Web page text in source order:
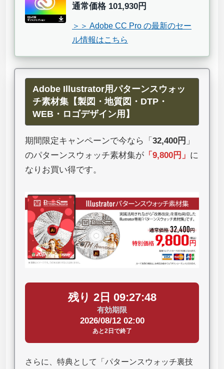
通常価格 101,930円
＞＞ Adobe CC Pro の最新のセー
ル情報はこちら
Adobe Illustrator用パターンスウォッ
チ素材集【製図・地質図・DTP・
WEB・ロゴデザイン用】
期間限定キャンペーンで今なら「 32,400円 」
のパターンスウォッチ素材集が 「 9,800円 」 に
なりお買い得です。
残り 2日 09:27:47
有効期限
2026/08/12 02:00
あと2日で終了
さらに、特典として「パターンスウォッチ裏技